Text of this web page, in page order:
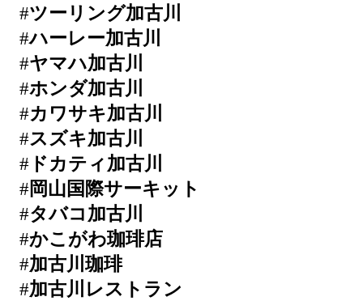
#ツーリング加古川
#ハーレー加古川
#ヤマハ加古川
#ホンダ加古川
#カワサキ加古川
#スズキ加古川
# ドカティ加古川
# 岡山国際サーキット
#タバコ加古川
#かこがわ珈琲店
#加古川珈琲
#加古川レストラン